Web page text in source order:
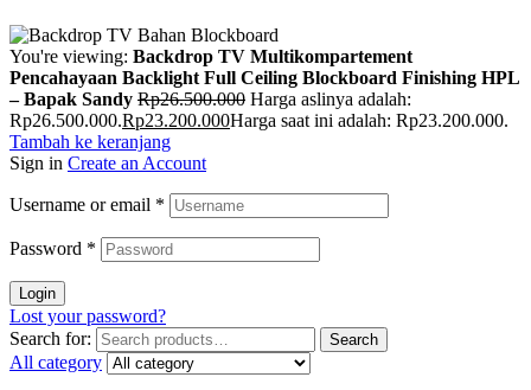
You're viewing: Backdrop TV Multikompartement
Pencahayaan Backlight Full Ceiling Blockboard Finishing HPL
– Bapak Sandy Rp26.500.000 Harga aslinya adalah:
Rp26.500.000.Rp23.200.000Harga saat ini adalah: Rp23.200.000.
Tambah ke keranjang
Sign in Create an Account
Username or email *
Password *
Login
Lost your password?
Search for:
Search
All category